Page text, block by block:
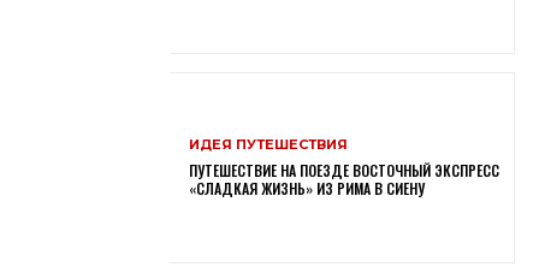
ИДЕЯ ПУТЕШЕСТВИЯ
ПУТЕШЕСТВИЕ НА ПОЕЗДЕ ВОСТОЧНЫЙ ЭКСПРЕСС
«СЛАДКАЯ ЖИЗНЬ» ИЗ РИМА В СИЕНУ